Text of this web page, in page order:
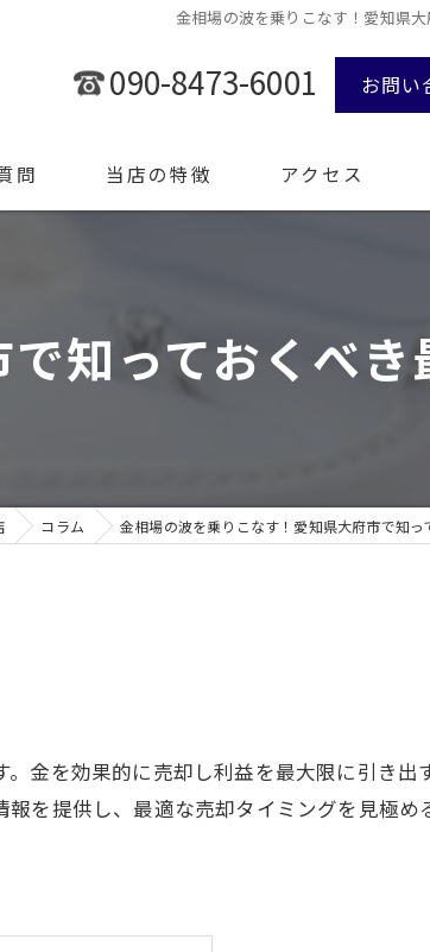
金相場の波を乗りこなす！愛知県
090-8473-6001 お問い
問 当店の特徴
腕時計
アクセス
知っておくべき
コラム 金相場の波を乗りこなす！愛知県大府市で知っ
金を効果的に売却し利益を最大限に引き出
を提供し、最適な売却タイミングを見極め